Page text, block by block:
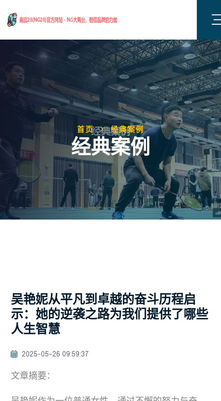
首页 经典案例
经典案例
吴艳妮从平凡到卓越的奋斗历程启
示：她的逆袭之路为我们提供了哪些
人生智慧
2025-05-26 09:59:37
文章摘要：